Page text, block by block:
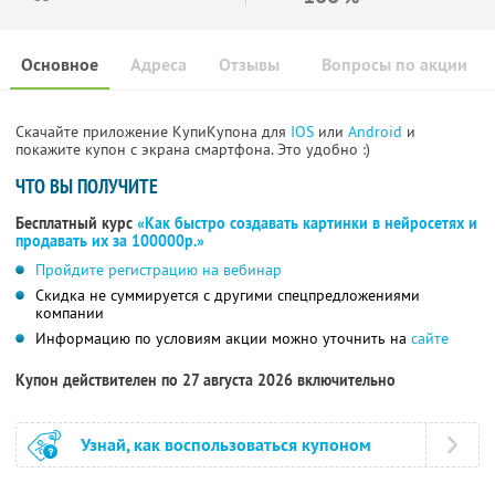
Основное Отзывы Вопросы по акции
Адреса
Скачайте приложение КупиКупона для IOS или Android и
покажите купон с экрана смартфона. Это удобно :)
ЧТО ВЫ ПОЛУЧИТЕ
Бесплатный курс «Как быстро создавать картинки в нейросетях и
продавать их за 100000р.»
Пройдите регистрацию на вебинар
Скидка не суммируется с другими спецпредложениями
компании
Информацию по условиям акции можно уточнить на сайте
Купон действителен по 27 августа 2026 включительно
Узнай, как воспользоваться купоном